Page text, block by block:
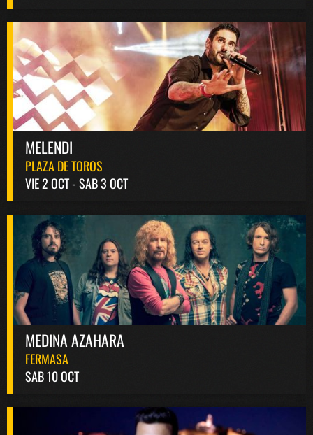
MELENDI
PLAZA DE TOROS
VIE 2 OCT - SAB 3 OCT
MEDINA AZAHARA
FERMASA
SAB 10 OCT